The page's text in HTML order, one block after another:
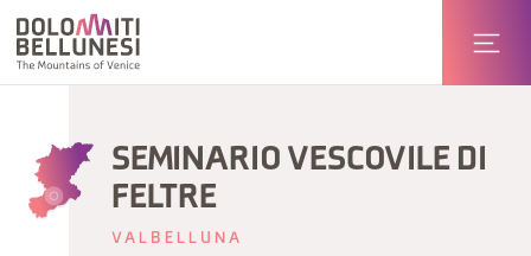
SEMINARIO VESCOVILE DI
FELTRE
VALBELLUNA